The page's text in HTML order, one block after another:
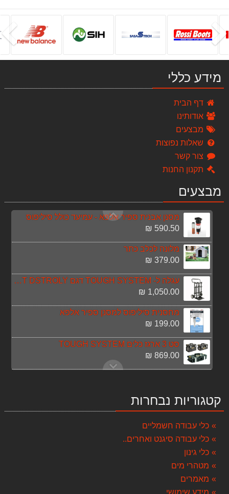
הקודם
מידע כללי
דף הבית
אודותינו
מבצעים
שאלות נפוצות
צור קשר
תקנון החנות
מבצעים
869.00 ₪
מרסס גב גינון 15 ליטר KNAPSACK
מגף אוסטרלי blundstone דגם: 910 בלנסטון
489.00 ₪
סט 5 כלים + 3 סוללות 5A 18V dewalt
4,999.00 ₪
מכונת שטיפה BAR 100 S-WASHER
99.00 ₪
מסנן אבנית ספיר אלפא - עמיעד כולל סיליפוס
590.50 ₪
מלונה לכלב כתר
379.00 ₪
עגלה ל- TOUGH SYSTEM דגם DEWALT DSTROLY
1,050.00 ₪
מחסנית סיליפוס למסנן ספיר אלפא
199.00 ₪
סט 3 ארגז כלים TOUGH SYSTEM
869.00 ₪
מגף אוסטרלי blundstone דגם: 910 בלנסטון
סט 5 כלים + 3 סוללות 5A 18V dewalt
מכונת שטיפה BAR 100 S-WASHER
קטגוריות נבחרות
כלי עבודה חשמליים
כלי עבודה סיגנט ואחרים..
כלי גינון
מטהרי מים
מאמרים
מידע שימושי